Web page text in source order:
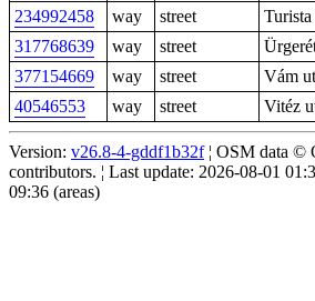
234992458
way street
317768639
way street
377154669
way street
Vám
40546553
way street Vitéz
Version: v26.8-4-gddf1b32f¦ OSM data ©
contributors. ¦ Last update: 2026-08-01
09:36 (areas)